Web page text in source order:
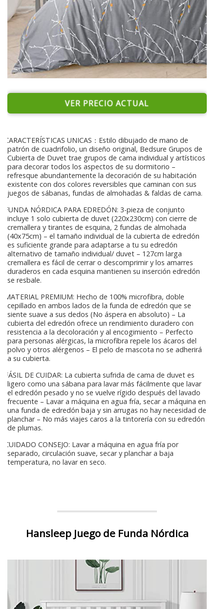
VER PRECIO ACTUAL
CARACTERÍSTICAS UNICAS：Estilo dibujado de mano de
patrón de cuadrifolio, un diseño original, Bedsure Grupos de
Cubierta de Duvet trae grupos de cama individual y artísticos
para decorar todos los aspectos de su dormitorio –
refresque abundantemente la decoración de su habitación
existente con dos colores reversibles que caminan con sus
juegos de sábanas, fundas de almohadas & faldas de cama.
FUNDA NÓRDICA PARA EDREDÓN: 3-pieza de conjunto
incluye 1 solo cubierta de duvet (220x230cm) con cierre de
cremallera y tirantes de esquina, 2 fundas de almohada
(40x75cm) – el tamaño individual de la cubierta de edredón
es suficiente grande para adaptarse a tu su edredón
alternativo de tamaño individual/ duvet – 127cm larga
cremallera es fácil de cerrar o descomprimir y los amarres
duraderos en cada esquina mantienen su inserción edredón
se resbale.
MATERIAL PREMIUM: Hecho de 100% microfibra, doble
cepillado en ambos lados de la funda de edredón que se
siente suave a sus dedos (No áspera en absoluto) – La
cubierta del edredón ofrece un rendimiento duradero con
resistencia a la decoloración y al encogimiento – Perfecto
para personas alérgicas, la microfibra repele los ácaros del
polvo y otros alérgenos – El pelo de mascota no se adherirá
a su cubierta.
FÁSIL DE CUIDAR: La cubierta sufrida de cama de duvet es
ligero como una sábana para lavar más fácilmente que lavar
el edredón pesado y no se vuelve rígido después del lavado
frecuente – Lavar a máquina en agua fría, secar a máquina en
una funda de edredón baja y sin arrugas no hay necesidad de
planchar – No más viajes caros a la tintorería con su edredón
de plumas.
CUIDADO CONSEJO: Lavar a máquina en agua fría por
separado, circulación suave, secar y planchar a baja
temperatura, no lavar en seco.
Hansleep Juego de Funda Nórdica